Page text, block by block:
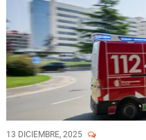
13 DICIEMBRE, 2025